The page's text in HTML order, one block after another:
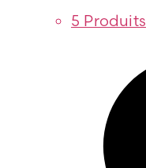
5 Produits